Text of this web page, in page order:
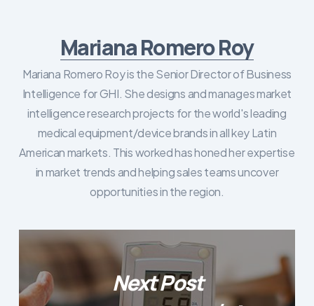
Mariana Romero Roy
Mariana Romero Roy is the Senior Director of Business
Intelligence for GHI. She designs and manages market
intelligence research projects for the world's leading
medical equipment/device brands in all key Latin
American markets. This worked has honed her expertise
in market trends and helping sales teams uncover
opportunities in the region.
Next Post